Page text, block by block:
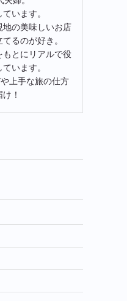
います。
地の美味しいお店
るのが好き。
もとにリアルで役
います。
上手な旅の仕方
！